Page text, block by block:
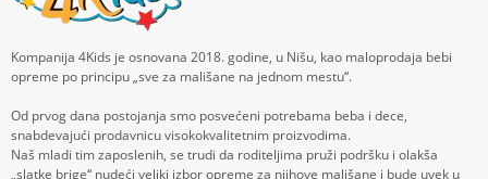
Kompanija 4Kids je osnovana 2018. godine, u Nišu, kao maloprodaja bebi
opreme po principu „sve za mališane na jednom mestu“.
Od prvog dana postojanja smo posvećeni potrebama beba i dece,
snabdevajući prodavnicu visokokvalitetnim proizvodima.
Naš mladi tim zaposlenih, se trudi da roditeljima pruži podršku i olakša
„slatke brige“ nudeći veliki izbor opreme za njihove mališane i bude uvek u